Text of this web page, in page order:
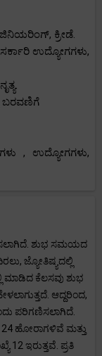
ಕ್ರೀಡೆ.
ಉದ್ಯೋಗಗಳು,
ಬರವಣಿಗೆ
, ಉದ್ಯೋಗಗಳು,
ಶುಭ ಸಮಯದ
ಜ್ಯೋತಿಷ್ಯದಲ್ಲಿ
ಮಾಡಿದ ಕೆಲಸವು ಶುಭ
ಆದ್ದರಿಂದ,
ಪರಿಗಣಿಸಲಾಗಿದೆ.
ಹೋರಾಗಳಿವೆ ಮತ್ತು
ಇರುತ್ತವೆ. ಪ್ರತಿ